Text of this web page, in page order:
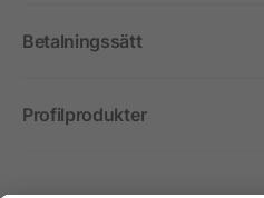
Betalningssätt
Profilprodukter